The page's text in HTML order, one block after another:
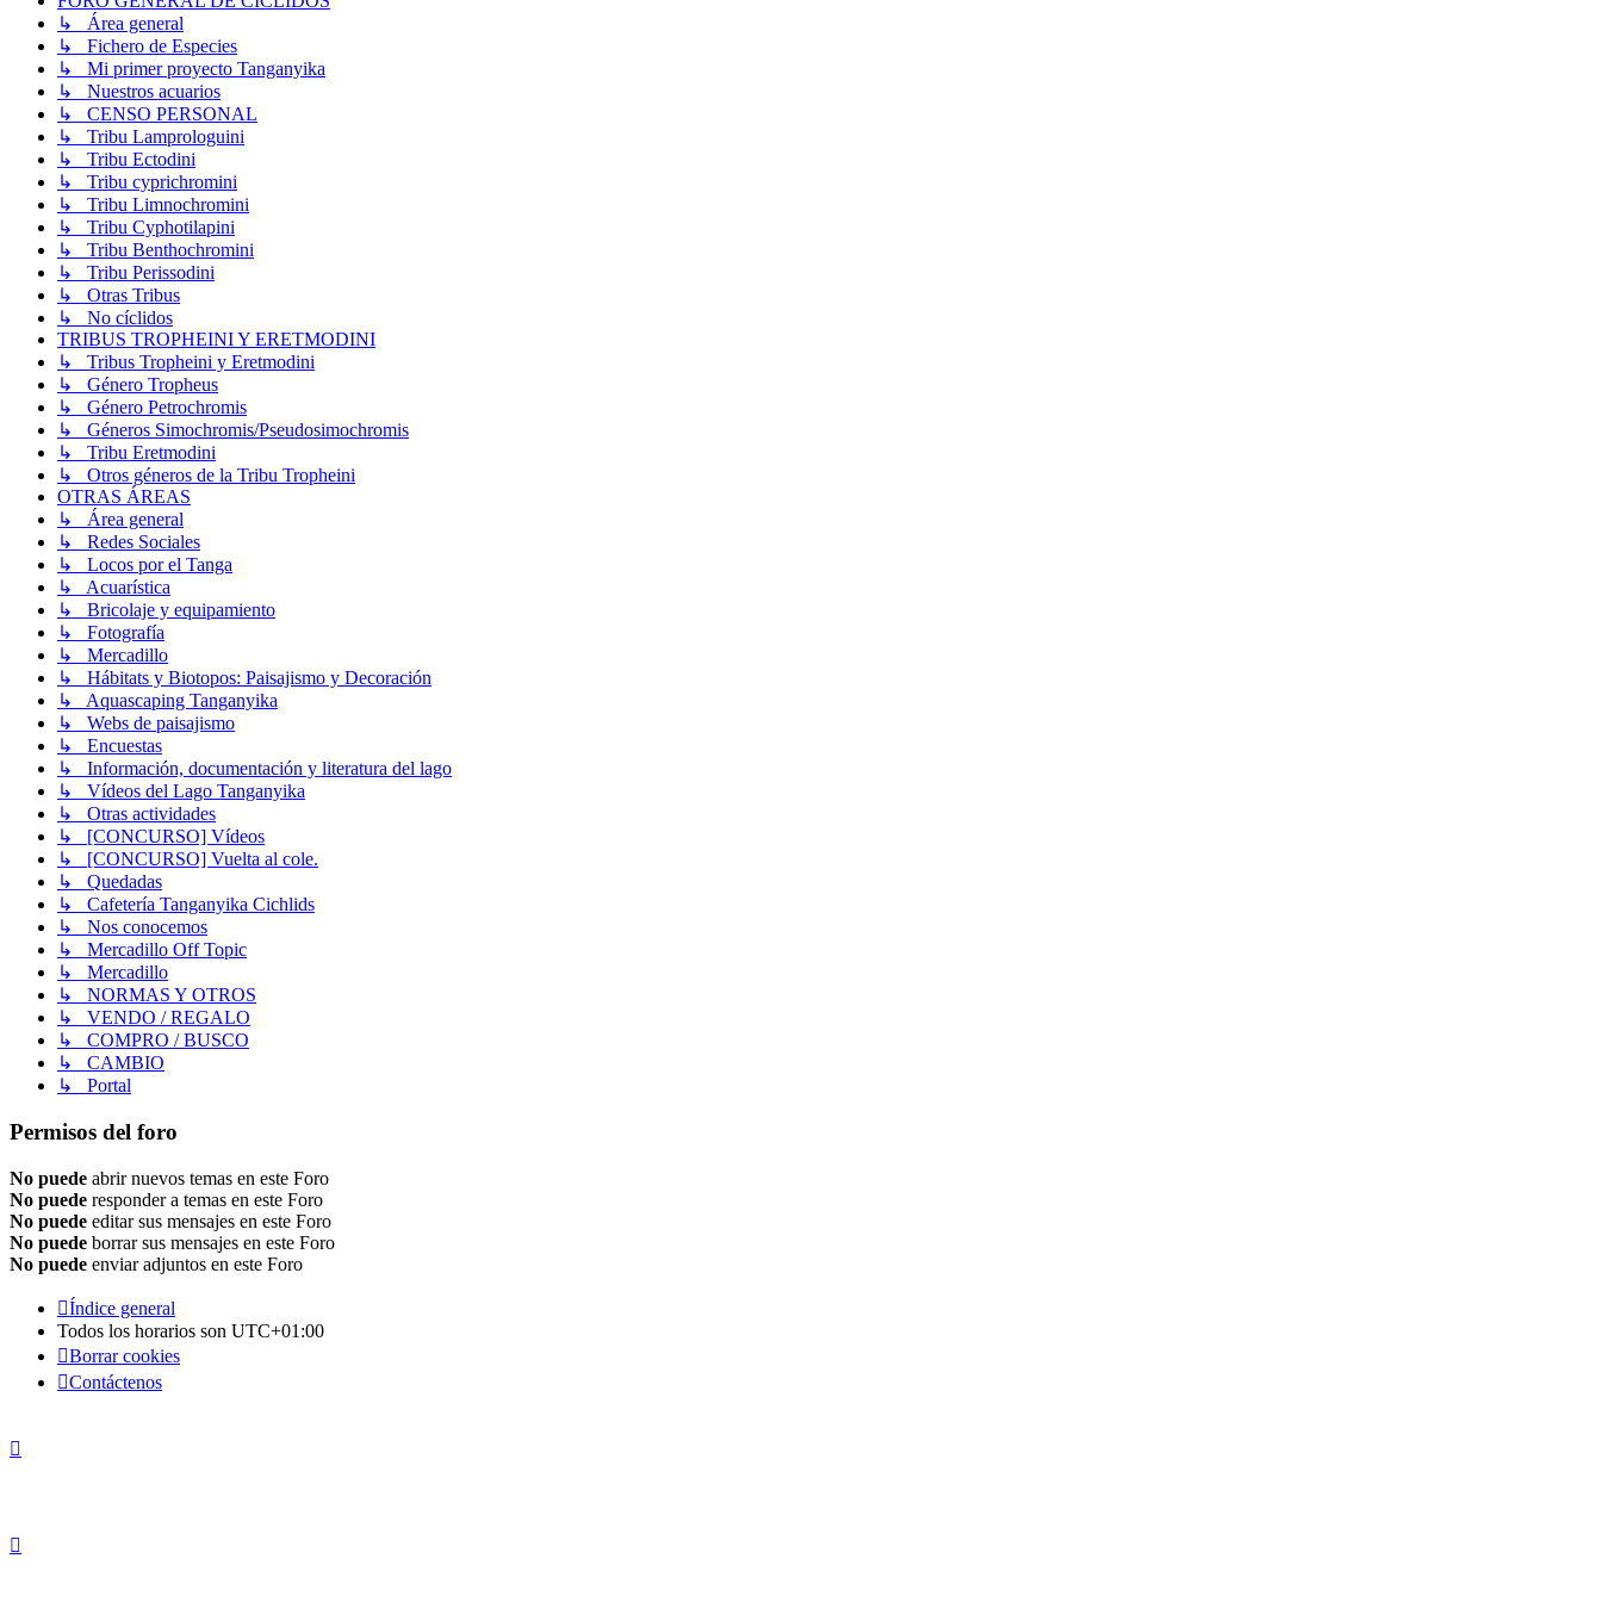
↳ Área general
↳ Fichero de Especies
↳ Mi primer proyecto Tanganyika
↳ Nuestros acuarios
↳ CENSO PERSONAL
↳ Tribu Lamprologuini
↳ Tribu Ectodini
↳ Tribu cyprichromini
↳ Tribu Limnochromini
↳ Tribu Cyphotilapini
↳ Tribu Benthochromini
↳ Tribu Perissodini
↳ Otras Tribus
↳ No cíclidos
TRIBUS TROPHEINI Y ERETMODINI
↳ Tribus Tropheini y Eretmodini
↳ Género Tropheus
↳ Género Petrochromis
↳ Géneros Simochromis/Pseudosimochromis
↳ Tribu Eretmodini
↳ Otros géneros de la Tribu Tropheini
OTRAS ÁREAS
↳ Área general
↳ Redes Sociales
↳ Locos por el Tanga
↳ Acuarística
↳ Bricolaje y equipamiento
↳ Fotografía
↳ Mercadillo
↳ Hábitats y Biotopos: Paisajismo y Decoración
↳ Aquascaping Tanganyika
↳ Webs de paisajismo
↳ Encuestas
↳ Información, documentación y literatura del lago
↳ Vídeos del Lago Tanganyika
↳ Otras actividades
↳ [CONCURSO] Vídeos
↳ [CONCURSO] Vuelta al cole.
↳ Quedadas
↳ Cafetería Tanganyika Cichlids
↳ Nos conocemos
↳ Mercadillo Off Topic
↳ Mercadillo
↳ NORMAS Y OTROS
↳ VENDO / REGALO
↳ COMPRO / BUSCO
↳ CAMBIO
↳ Portal
Permisos del foro
No puede abrir nuevos temas en este Foro
No puede responder a temas en este Foro
No puede editar sus mensajes en este Foro
No puede borrar sus mensajes en este Foro
No puede enviar adjuntos en este Foro
Índice general
Todos los horarios son UTC+01:00
Borrar cookies
Contáctenos